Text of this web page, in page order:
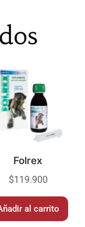
Folrex
$119.900
al carrito